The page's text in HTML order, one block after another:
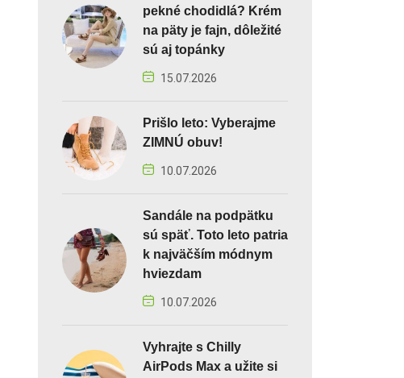
pekné chodidlá? Krém
na päty je fajn, dôležité
sú aj topánky
15.07.2026
Prišlo leto: Vyberajme
ZIMNÚ obuv!
10.07.2026
Sandále na podpätku
sú späť. Toto leto patria
k najväčším módnym
hviezdam
10.07.2026
Vyhrajte s Chilly
AirPods Max a užite si